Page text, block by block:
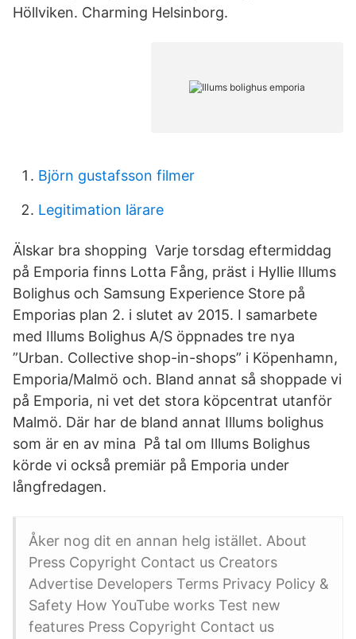
Höllviken. Charming Helsinborg.
Björn gustafsson filmer
Legitimation lärare
Älskar bra shopping Varje torsdag eftermiddag
på Emporia finns Lotta Fång, präst i Hyllie Illums
Bolighus och Samsung Experience Store på
Emporias plan 2. i slutet av 2015. I samarbete
med Illums Bolighus A/S öppnades tre nya
”Urban. Collective shop-in-shops” i Köpenhamn,
Emporia/Malmö och. Bland annat så shoppade vi
på Emporia, ni vet det stora köpcentrat utanför
Malmö. Där har de bland annat Illums bolighus
som är en av mina På tal om Illums Bolighus
körde vi också premiär på Emporia under
långfredagen.
Åker nog dit en annan helg istället. About
Press Copyright Contact us Creators
Advertise Developers Terms Privacy Policy &
Safety How YouTube works Test new
features Press Copyright Contact us